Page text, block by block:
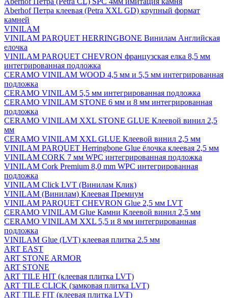
Aberhof Петра клеевая (Petra XXL GD) крупный формат
камней
VINILAM
VINILAM PARQUET HERRINGBONE Винилам Английская
елочка
VINILAM PARQUET CHEVRON французская елка 8,5 мм
интегрированная подложка
CERAMO VINILAM WOOD 4,5 мм и 5,5 мм интегрированная
подложка
CERAMO VINILAM 5,5 мм интегрированная подложка
CERAMO VINILAM STONE 6 мм и 8 мм интегрированная
подложка
CERAMO VINILAM XXL STONE GLUE Клеевой винил 2,5
мм
CERAMO VINILAM XXL GLUE Клеевой винил 2,5 мм
VINILAM PARQUET Herringbone Glue ёлочка клеевая 2,5 мм
VINILAM CORK 7 мм WPC интегрированная подложка
VINILAM Cork Premium 8,0 mm WPC интегрированная
подложка
VINILAM Click LVT (Винилам Клик)
VINILAM (Винилам) Клеевая Премиум
VINILAM PARQUET CHEVRON Glue 2,5 мм LVT
CERAMO VINILAM Glue Камни Клеевой винил 2,5 мм
CERAMO VINILAM XXL 5,5 и 8 мм интегрированная
подложка
VINILAM Glue (LVT) клеевая плитка 2.5 мм
ART EAST
ART STONE ARMOR
ART STONE
ART TILE HIT (клеевая плитка LVT)
ART TILE CLICK (замковая плитка LVT)
ART TILE FIT (клеевая плитка LVT)